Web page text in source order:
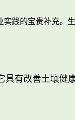
践的宝贵补充。
有改善土壤健